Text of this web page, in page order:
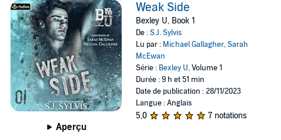
Aperçu
Weak Side
Bexley U, Book 1
De :S.J. Sylvis
Lu par : Michael Gallagher,Sarah
McEwan
Série : Bexley U, Volume 1
Durée : 9 h et 51 min
Date de publication : 28/11/2023
Langue : Anglais
5,0 7 notations